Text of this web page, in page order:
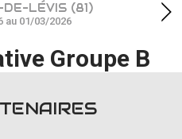
LÉVIS (81)
au 01/03/2026
Groupe B